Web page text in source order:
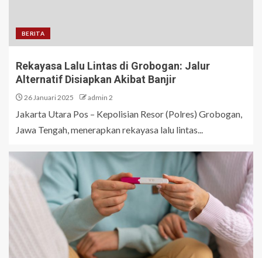
BERITA
Rekayasa Lalu Lintas di Grobogan: Jalur
Alternatif Disiapkan Akibat Banjir
26 Januari 2025 admin 2
Jakarta Utara Pos – Kepolisian Resor (Polres) Grobogan,
Jawa Tengah, menerapkan rekayasa lalu lintas...